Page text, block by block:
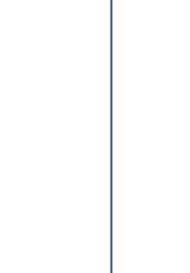
condiciones de